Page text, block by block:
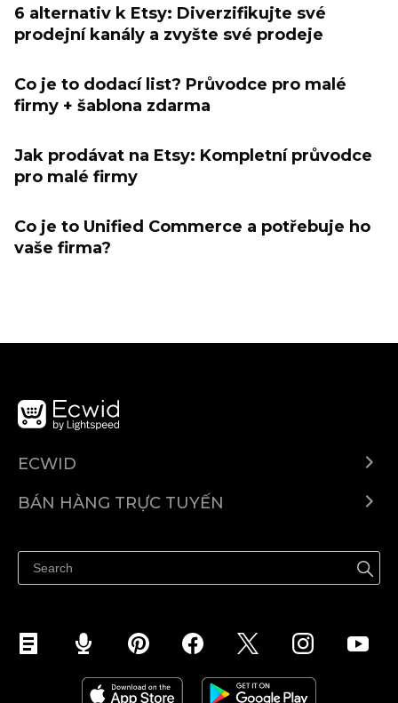
6 alternativ k Etsy: Diverzifikujte své
prodejní kanály a zvyšte své prodeje
Co je to dodací list? Průvodce pro malé
firmy + šablona zdarma
Jak prodávat na Etsy: Kompletní průvodce
pro malé firmy
Co je to Unified Commerce a potřebuje ho
vaše firma?
ECWID
Trung tâm trợ giúp
BÁN HÀNG TRỰC TUYẾN
Quảng bá ở bất cứ đâu
Kiểm soát mọi thứ